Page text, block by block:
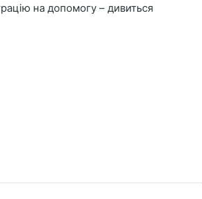
на допомогу – дивиться